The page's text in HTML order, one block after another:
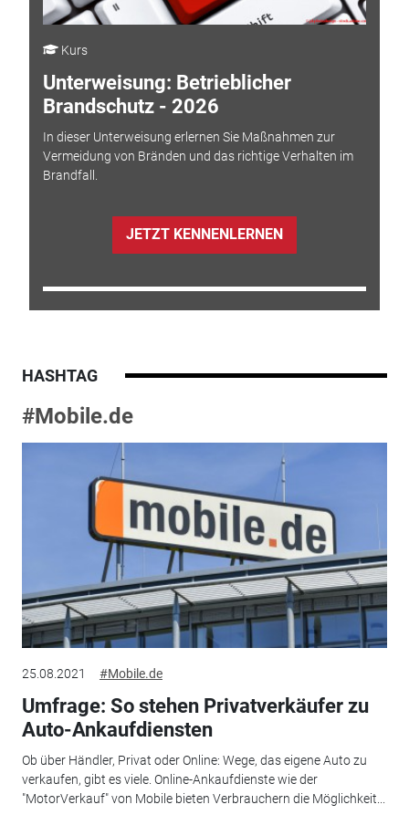
Kurs
Unterweisung: Betrieblicher
Brandschutz - 2026
In dieser Unterweisung erlernen Sie Maßnahmen zur
Vermeidung von Bränden und das richtige Verhalten im
Brandfall.
JETZT KENNENLERNEN
HASHTAG
#Mobile.de
25.08.2021 #Mobile.de
Umfrage: So stehen Privatverkäufer zu
Auto-Ankaufdiensten
Ob über Händler, Privat oder Online: Wege, das eigene Auto zu
verkaufen, gibt es viele. Online-Ankaufdienste wie der
"MotorVerkauf" von Mobile bieten Verbrauchern die Möglichkeit...